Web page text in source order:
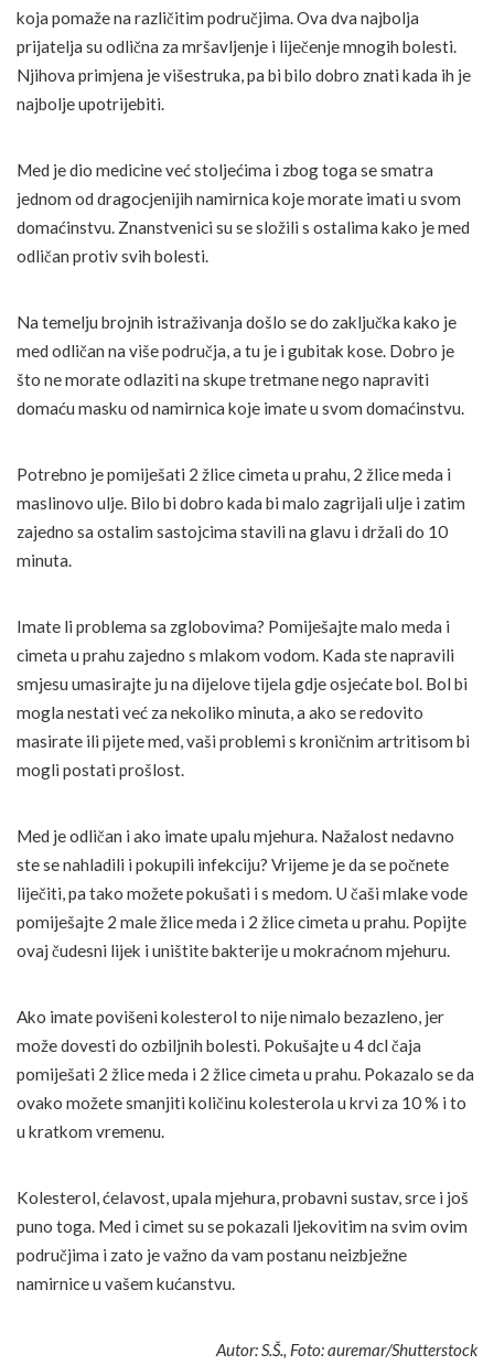
koja pomaže na različitim područjima. Ova dva najbolja
prijatelja su odlična za mršavljenje i liječenje mnogih bolesti.
Njihova primjena je višestruka, pa bi bilo dobro znati kada ih je
najbolje upotrijebiti.
Med je dio medicine već stoljećima i zbog toga se smatra
jednom od dragocjenijih namirnica koje morate imati u svom
domaćinstvu. Znanstvenici su se složili s ostalima kako je med
odličan protiv svih bolesti.
Na temelju brojnih istraživanja došlo se do zaključka kako je
med odličan na više područja, a tu je i gubitak kose. Dobro je
što ne morate odlaziti na skupe tretmane nego napraviti
domaću masku od namirnica koje imate u svom domaćinstvu.
Potrebno je pomiješati 2 žlice cimeta u prahu, 2 žlice meda i
maslinovo ulje. Bilo bi dobro kada bi malo zagrijali ulje i zatim
zajedno sa ostalim sastojcima stavili na glavu i držali do 10
minuta.
Imate li problema sa zglobovima? Pomiješajte malo meda i
cimeta u prahu zajedno s mlakom vodom. Kada ste napravili
smjesu umasirajte ju na dijelove tijela gdje osjećate bol. Bol bi
mogla nestati već za nekoliko minuta, a ako se redovito
masirate ili pijete med, vaši problemi s kroničnim artritisom bi
mogli postati prošlost.
Med je odličan i ako imate upalu mjehura. Nažalost nedavno
ste se nahladili i pokupili infekciju? Vrijeme je da se počnete
liječiti, pa tako možete pokušati i s medom. U čaši mlake vode
pomiješajte 2 male žlice meda i 2 žlice cimeta u prahu. Popijte
ovaj čudesni lijek i uništite bakterije u mokraćnom mjehuru.
Ako imate povišeni kolesterol to nije nimalo bezazleno, jer
može dovesti do ozbiljnih bolesti. Pokušajte u 4 dcl čaja
pomiješati 2 žlice meda i 2 žlice cimeta u prahu. Pokazalo se da
ovako možete smanjiti količinu kolesterola u krvi za 10 % i to
u kratkom vremenu.
Kolesterol, ćelavost, upala mjehura, probavni sustav, srce i još
puno toga. Med i cimet su se pokazali ljekovitim na svim ovim
područjima i zato je važno da vam postanu neizbježne
namirnice u vašem kućanstvu.
Autor: S.Š., Foto: auremar/Shutterstock